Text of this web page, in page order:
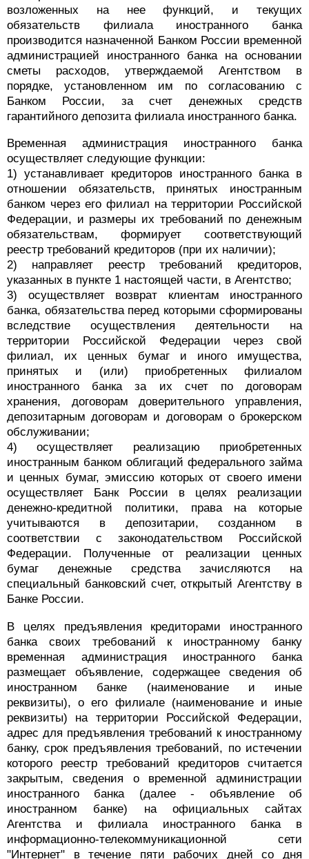
возложенных на нее функций, и текущих
обязательств филиала иностранного банка
производится назначенной Банком России временной
администрацией иностранного банка на основании
сметы расходов, утверждаемой Агентством в
порядке, установленном им по согласованию с
Банком России, за счет денежных средств
гарантийного депозита филиала иностранного банка.
Временная администрация иностранного банка
осуществляет следующие функции:
1) устанавливает кредиторов иностранного банка в
отношении обязательств, принятых иностранным
банком через его филиал на территории Российской
Федерации, и размеры их требований по денежным
обязательствам, формирует соответствующий
реестр требований кредиторов (при их наличии);
2) направляет реестр требований кредиторов,
указанных в пункте 1 настоящей части, в Агентство;
3) осуществляет возврат клиентам иностранного
банка, обязательства перед которыми сформированы
вследствие осуществления деятельности на
территории Российской Федерации через свой
филиал, их ценных бумаг и иного имущества,
принятых и (или) приобретенных филиалом
иностранного банка за их счет по договорам
хранения, договорам доверительного управления,
депозитарным договорам и договорам о брокерском
обслуживании;
4) осуществляет реализацию приобретенных
иностранным банком облигаций федерального займа
и ценных бумаг, эмиссию которых от своего имени
осуществляет Банк России в целях реализации
денежно-кредитной политики, права на которые
учитываются в депозитарии, созданном в
соответствии с законодательством Российской
Федерации. Полученные от реализации ценных
бумаг денежные средства зачисляются на
специальный банковский счет, открытый Агентству в
Банке России.
В целях предъявления кредиторами иностранного
банка своих требований к иностранному банку
временная администрация иностранного банка
размещает объявление, содержащее сведения об
иностранном банке (наименование и иные
реквизиты), о его филиале (наименование и иные
реквизиты) на территории Российской Федерации,
адрес для предъявления требований к иностранному
банку, срок предъявления требований, по истечении
которого реестр требований кредиторов считается
закрытым, сведения о временной администрации
иностранного банка (далее - объявление об
иностранном банке) на официальных сайтах
Агентства и филиала иностранного банка в
информационно-телекоммуникационной сети
"Интернет" в течение пяти рабочих дней со дня